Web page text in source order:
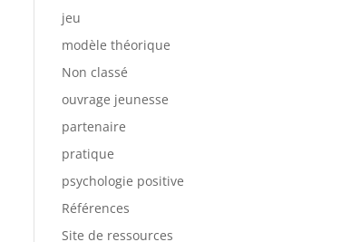
jeu
modèle théorique
Non classé
ouvrage jeunesse
partenaire
pratique
psychologie positive
Références
Site de ressources